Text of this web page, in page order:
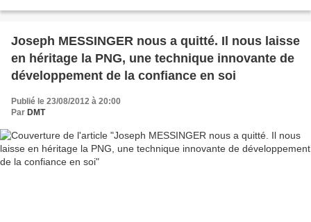
Joseph MESSINGER nous a quitté. Il nous laisse
en héritage la PNG, une technique innovante de
développement de la confiance en soi
Publié le 23/08/2012 à 20:00
Par DMT